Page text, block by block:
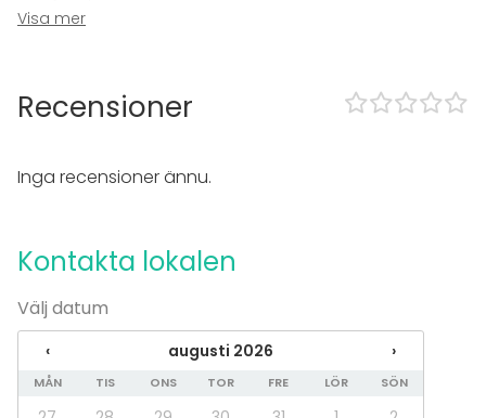
Mikrofon
Högljudd musik OK
Möte
Mässa / Utställning
Föreställning / show
Rekreation
Stuga / boende
Upplevelse / aktivitet
Visa mer
Recensioner
Inga recensioner ännu.
Kontakta lokalen
Välj datum
‹ augusti 2026 ›
MÅN TIS ONS TOR FRE LÖR SÖN